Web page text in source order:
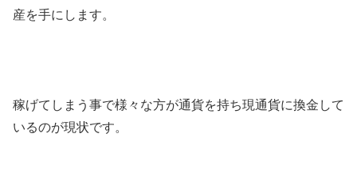
産を手にします。
稼げてしまう事で様々な方が通貨を持ち現通貨に換金して
いるのが現状です。